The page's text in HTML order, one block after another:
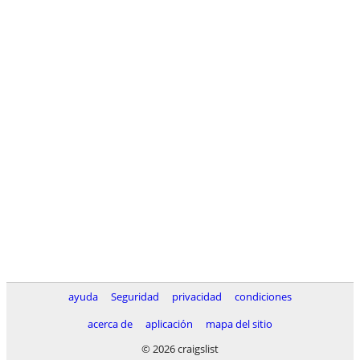
ayuda Seguridad privacidad
condiciones
acerca de
aplicación
mapa del sitio
© 2026 craigslist